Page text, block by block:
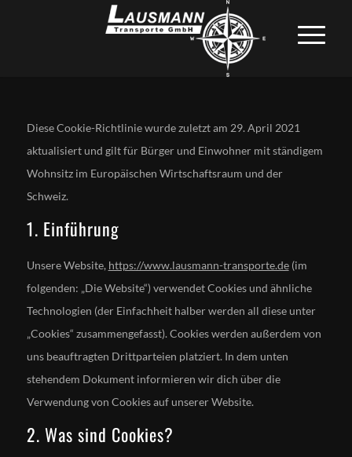
Diese Cookie-Richtlinie wurde zuletzt am 29. April 2021
aktualisiert und gilt für Bürger und Einwohner mit ständigem
Wohnsitz im Europäischen Wirtschaftsraum und der
Schweiz.
1. Einführung
Unsere Website, https://www.lausmann-transporte.de(im
folgenden: „Die Website“) verwendet Cookies und ähnliche
Technologien (der Einfachheit halber werden all diese unter
„Cookies“ zusammengefasst). Cookies werden außerdem von
uns beauftragten Drittparteien platziert. In dem unten
stehendem Dokument informieren wir dich über die
Verwendung von Cookies auf unserer Website.
2. Was sind Cookies?